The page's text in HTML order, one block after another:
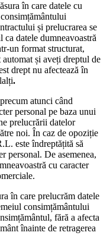
în care datele cu
și prelucrarea se
datele dumneavoastră
un format structurat,
și aveți dreptul de
drept nu afectează în
.
atunci când
personal pe baza unui
prelucrării datelor
noi. În caz de opoziție
este îndreptățită să
personal. De asemenea,
cu caracter
în care prelucrăm datele
consimțământului
fără a afecta
înainte de retragerea